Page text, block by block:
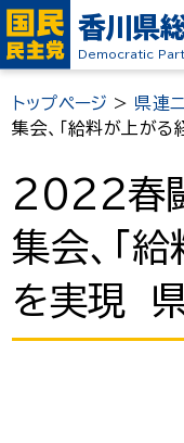
香川県
Democratic
トップページ > 県連
集会、「給料が上が
2022春闘
集会、「
を実現